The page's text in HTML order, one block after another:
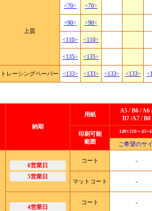
上質
<70> <70>
<90> <90>
<110> <110>
<135> <135>
トレーシングペーパー <133> <133> <133> <133>
納期
用紙
A5 / B6 / A6 /
B7 /A7 / B8
印刷可能
範囲
148×210～
ご希望のサ
6営業日
5営業日
コート -
マットコート -
4営業日
コート -